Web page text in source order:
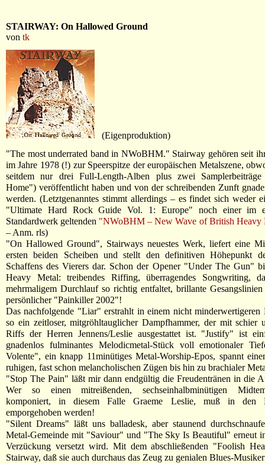
STAIRWAY: On Hallowed Ground
von tk
(Eigenproduktion)
"The most underrated band in NWoBHM." Stairway gehören seit
im Jahre 1978 (!) zur Speerspitze der europäischen Metalszene,
seitdem nur drei Full-Length-Alben plus zwei
Home") veröffentlicht haben und von der schreibenden Zunft
werden. (Letztgenanntes stimmt allerdings – es findet sich weder
"Ultimate Hard Rock Guide Vol. 1: Europe" noch einer im
Standardwerk geltenden "NWoBHM – New Wave of British Heavy
– Anm. rls)
"On Hallowed Ground", Stairways neuestes Werk, liefert eine
ersten beiden Scheiben und stellt den definitiven Höhepunkt
Schaffens des Vierers dar. Schon der Opener "Under The Gun"
Heavy Metal: treibendes Riffing, überragendes Songwriting,
mehrmaligem Durchlauf so richtig entfaltet, brillante
persönlicher "Painkiller 2002"!
Das nachfolgende "Liar" erstrahlt in einem nicht minderwertigeren
so ein zeitloser, mitgröhltauglicher Dampfhammer, der mit schier
Riffs der Herren Jennens/Leslie ausgestattet ist. "Justify" ist
gnadenlos fulminantes Melodicmetal-Stück voll emotionaler
Volente", ein knapp 11minütiges Metal-Worship-Epos, spannt
ruhigen, fast schon melancholischen Zügen bis hin zu brachialer
"Stop The Pain" läßt mir dann endgültig die Freudentränen in die
Wer so einen mitreißenden, sechseinhalbminütigen
komponiert, in diesem Falle Graeme Leslie, muß in den
emporgehoben werden!
"Silent Dreams" läßt uns balladesk, aber staunend
Metal-Gemeinde mit "Saviour" und "The Sky Is Beautiful" erneut
Verzückung versetzt wird. Mit dem abschließenden "Foolish
Stairway, daß sie auch durchaus das Zeug zu genialen Blues-